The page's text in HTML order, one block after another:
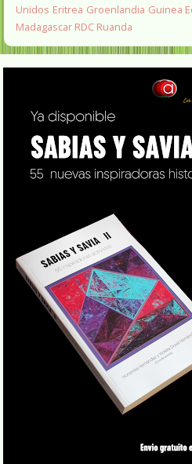
Unidos Eritrea Groenlandia Guinea
Madagascar RDC Ruanda